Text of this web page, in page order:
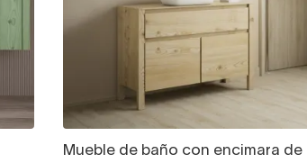
Mueble de baño con encimara de